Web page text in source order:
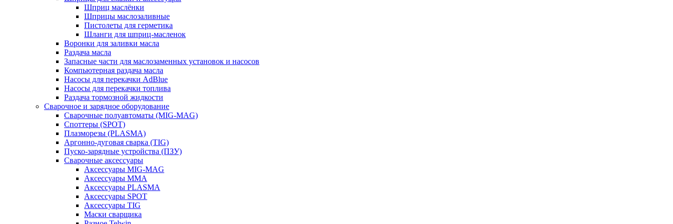
Шприц маслёнки
Шприцы маслозаливные
Пистолеты для герметика
Шланги для шприц-масленок
Воронки для заливки масла
Раздача масла
Запасные части для маслозаменных установок и насосов
Компьютерная раздача масла
Насосы для перекачки AdBlue
Насосы для перекачки топлива
Раздача тормозной жидкости
Сварочное и зарядное оборудование
Сварочные полуавтоматы (MIG-MAG)
Споттеры (SPOT)
Плазморезы (PLASMA)
Аргонно-дуговая сварка (TIG)
Пуско-зарядные устройства (ПЗУ)
Сварочные аксессуары
Аксессуары MIG-MAG
Аксессуары MMA
Аксессуары PLASMA
Аксессуары SPOT
Аксессуары TIG
Маски сварщика